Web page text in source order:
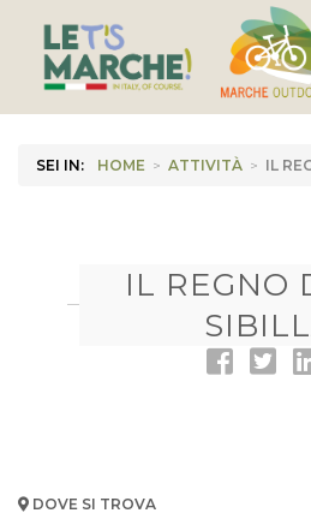
SEI IN: HOME > ATTIVITÀ > IL
IL REGNO
DOVE SI TROVA